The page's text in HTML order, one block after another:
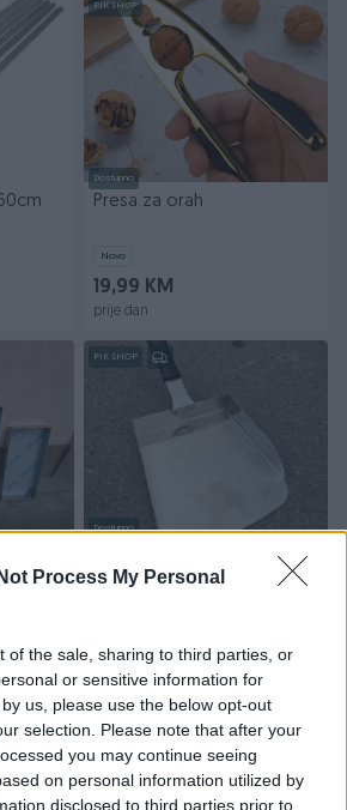
Process My Personal
of the sale, sharing to third parties, or
or sensitive information for
us, please use the below opt-out
selection. Please note that after your
you may continue seeing
on personal information utilized by
disclosed to third parties prior to
PIK SHOP
Dostupno
Presa za orah
Novo
19,99 KM
prije dan
PIK SHOP
Dostupno
INOX LOPATICA ZA ROSTILJ I
RAZNE SVRHE CVRSTA
prije dan